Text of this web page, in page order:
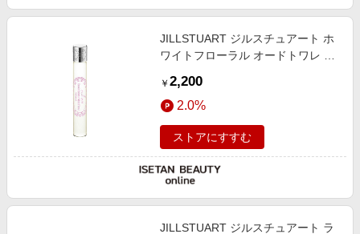
JILLSTUART ジルスチュアート ホ
ワイトフローラル オードトワレ ロ
￥ 2,200
2.0%
ストアにすすむ
JILLSTUART ジルスチュアート ラ